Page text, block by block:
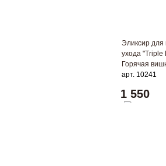
Эликсир для
ухода "Triple
Горячая
арт. 10241
1 550